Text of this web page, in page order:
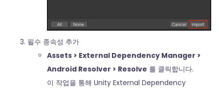
필수 종속성 추가
Assets > External Dependency Manager >
Android Resolver > Resolve 를 클릭합니다.
이 작업을 통해 Unity External Dependency